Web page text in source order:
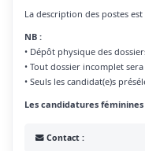
La description des postes
NB :
• Dépôt physique des
• Tout dossier incomplet
• Seuls les candidat(e)s
Les candidatures
Contact :